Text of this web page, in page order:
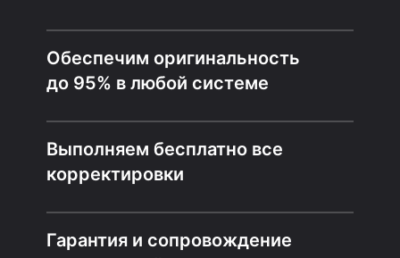
Обеспечим оригинальность
до 95% в любой системе
Выполняем бесплатно все
корректировки
Гарантия и сопровождение